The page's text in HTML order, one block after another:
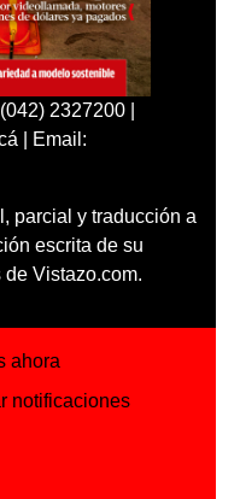
2327200 |
| Email:
parcial y traducción a
escrita de su
Vistazo.com.
ahora
notificaciones